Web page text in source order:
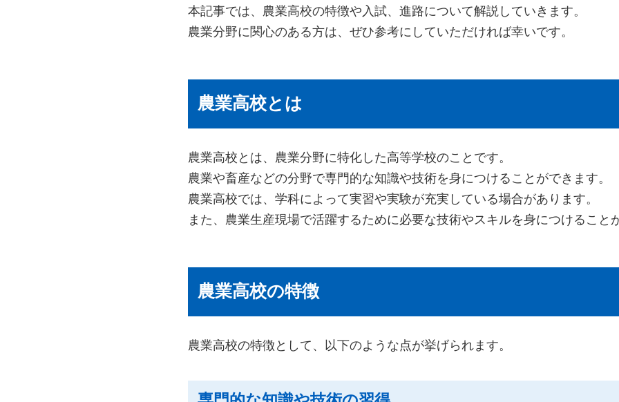
本記事では、農業高校の特徴や入試、進路について解説していきます。
農業分野に関心のある方は、ぜひ参考にしていただければ幸いです。
農業高校とは
農業高校とは、農業分野に特化した高等学校のことです。
農業や畜産などの分野で専門的な知識や技術を身につけることができます。
農業高校では、学科によって実習や実験が充実している場合があります。
また、農業生産現場で活躍するために必要な技術やスキルを身につけること
農業高校の特徴
農業高校の特徴として、以下のような点が挙げられます。